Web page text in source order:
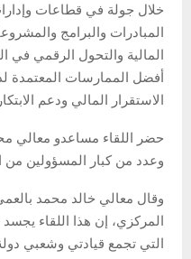
خلال جولة في قطاعات
المبادرات والبرامج
المالية والتحول الرقمي في
أفضل الممارسات المعتمدة
الاستقرار المالي ودعم
حضر اللقاء مساعدو معالي
وعدد من كبار المسؤولين من
وقال معالي خالد محمد
المركزي، إن هذا اللقاء
التي تجمع قيادتي وشعبي